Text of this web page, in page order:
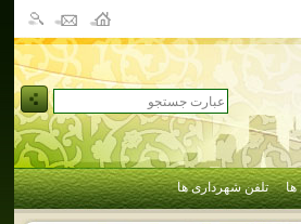
تلفن شهرداری ها